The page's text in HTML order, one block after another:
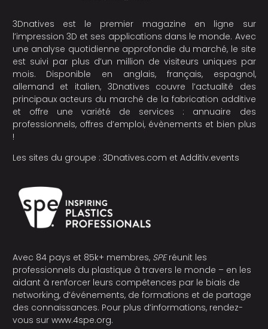
3Dnatives est le premier magazine en ligne sur
l’impression 3D et ses applications dans le monde. Avec
une analyse quotidienne approfondie du marché, le site
est suivi par plus d’un million de visiteurs uniques par
mois. Disponible en anglais, français, espagnol,
allemand et italien, 3Dnatives couvre l’actualité des
principaux acteurs du marché de la fabrication additive
et offre une variété de services : annuaire des
professionnels, offres d’emploi, évènements et bien plus
!
Les sites du groupe : 3Dnatives.com et Additiv.events
Avec 84 pays et 85k+ membres, SPEréunit les
professionnels du plastique à travers le monde – en les
aidant à renforcer leurs compétences par le biais de
networking, d’événements, de formations et de partage
des connaissances. Pour plus d’informations, rendez-
vous sur www.4spe.org.